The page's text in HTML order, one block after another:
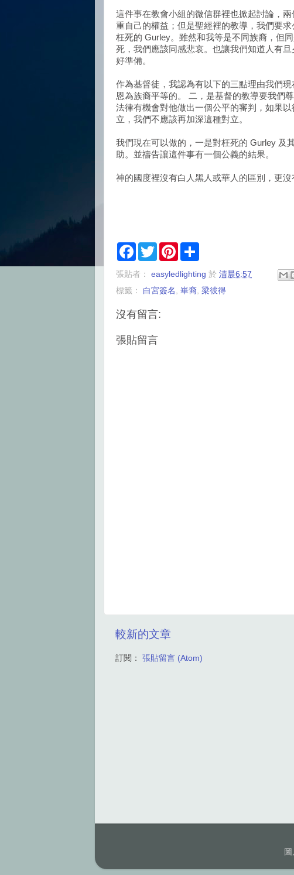
這件事在教會小組的微信群裡也掀起討論，
重自己的權益；但是聖經裡的教導，我們要
枉死的 Gurley。雖然和我等是不同族裔，但
死，我們應該同感悲哀。也讓我們知道人有
好準備。
作為基督徒，我認為有以下的三點理由我們
恩為族裔平等的。 二，是基督的教導要我們
法律有機會對他做出一個公平的審判，如果
立，我們不應該再加深這種對立。
我們現在可以做的，一是對枉死的 Gurley 及
助。並禱告讓這件事有一個公義的結果。
神的國度裡沒有白人黑人或華人的區別，更沒
F
e
o
k
T
w
t
e
P
t
r
r
e
張貼者： easyledlighting 於 清晨6:57
標籤： 白宮簽名 崋裔 梁彼得
沒有留言:
張貼留言
較新的文章
訂閱： 張貼留言 (Atom)